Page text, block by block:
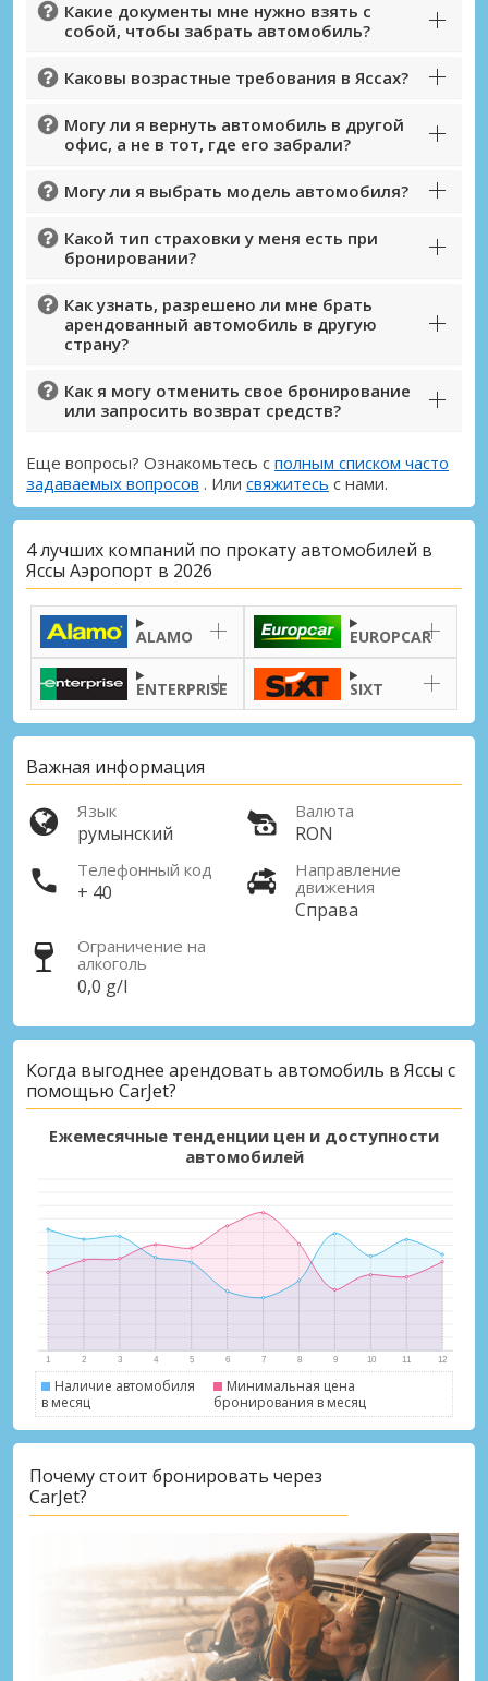
Какие документы мне нужно взять с
собой, чтобы забрать автомобиль?
Каковы возрастные требования в Яссах?
Могу ли я вернуть автомобиль в другой
офис, а не в тот, где его забрали?
Могу ли я выбрать модель автомобиля?
Какой тип страховки у меня есть при
бронировании?
Как узнать, разрешено ли мне брать
арендованный автомобиль в другую
страну?
Как я могу отменить свое бронирование
или запросить возврат средств?
Еще вопросы? Ознакомьтесь с полным списком часто
задаваемых вопросов . Или свяжитесь с нами.
4 лучших компаний по прокату автомобилей в
Яссы Аэропорт в 2026
ALAMO EUROPCAR
ENTERPRISE SIXT
Важная информация
Язык
румынский
Валюта
RON
Телефонный код
+ 40
Направление
движения
Справа
Ограничение на
алкоголь
0,0 g/l
Когда выгоднее арендовать автомобиль в Яссы с
помощью CarJet?
Ежемесячные тенденции цен и доступности
автомобилей
Наличие автомобиля
в месяц
Минимальная цена
бронирования в месяц
Почему стоит бронировать через
CarJet?
Лучшие сбережения
Получите доступ к эксклюзивным
предложениям партнёров
Войти с помощью eLink